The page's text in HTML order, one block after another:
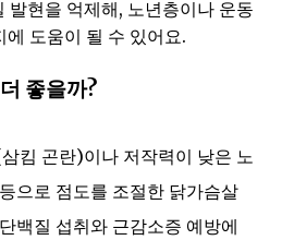
발현을 억제해, 노년층이나 운동
도움이 될 수 있어요.
좋을까?
킴 곤란)이나 저작력이 낮은 노
으로 점도를 조절한 닭가슴살
백질 섭취와 근감소증 예방에